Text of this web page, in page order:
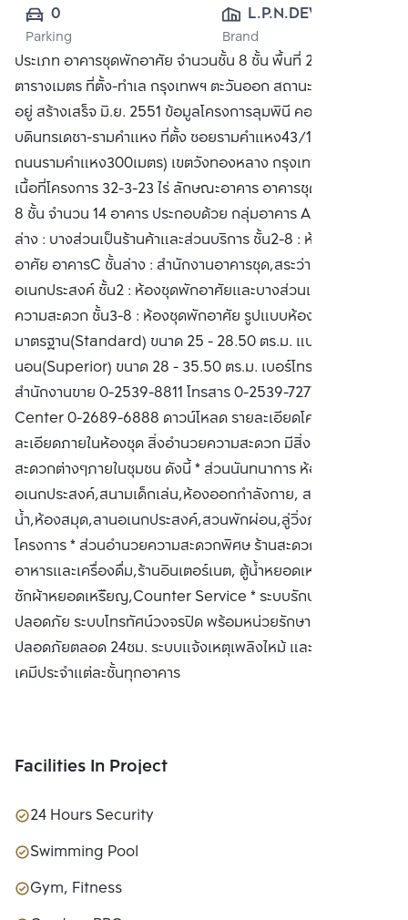
0
Parking
L.P.N.DEVELOPMENT
PUBLIC CO.,
LTD.
Brand
ประเภท อาคารชุดพักอาศัย จำนวนชั้น 8 ชั้น พื้นที่ 25 - 35.50
ตารางเมตร ที่ตั้ง-ทำเล กรุงเทพฯ ตะวันออก สถานะ คอนโดพร้อม
อยู่ สร้างเสร็จ มิ.ย. 2551 ข้อมูลโครงการลุมพินี คอนโดทาวน์
บดินทรเดชา-รามคำแหง ที่ตั้ง ซอยรามคำแหง43/1 (ห่างจาก
ถนนรามคำแหง300เมตร) เขตวังทองหลาง กรุงเทพมหานคร
เนื้อที่โครงการ 32-3-23 ไร่ ลักษณะอาคาร อาคารชุดพักอาศัยสูง
8 ชั้น จำนวน 14 อาคาร ประกอบด้วย กลุ่มอาคาร A,B,D,E ชั้น
ล่าง : บางส่วนเป็นร้านค้าและส่วนบริการ ชั้น2-8 : ห้องชุดพัก
อาศัย อาคารC ชั้นล่าง : สำนักงานอาคารชุด,สระว่ายน้ำ,ห้อง
อเนกประสงค์ ชั้น2 : ห้องชุดพักอาศัยและบางส่วนเป็นสิ่งอำนวย
ความสะดวก ชั้น3-8 : ห้องชุดพักอาศัย รูปแบบห้องชุด แบบ
มาตรฐาน(Standard) ขนาด 25 - 28.50 ตร.ม. แบบ1ห้อง
นอน(Superior) ขนาด 28 - 35.50 ตร.ม. เบอร์โทรศัพท์
สำนักงานขาย 0-2539-8811 โทรสาร 0-2539-7277 Call
Center 0-2689-6888 ดาวน์โหลด รายละเอียดโครงการ , ราย
ละเอียดภายในห้องชุด สิ่งอำนวยความสะดวก มีสิ่งอำนวยความ
สะดวกต่างๆภายในชุมชน ดังนี้ * ส่วนนันทนาการ ห้อง
อเนกประสงค์,สนามเด็กเล่น,ห้องออกกำลังกาย, สระว่าย
น้ำ,ห้องสมุด,ลานอเนกประสงค์,สวนพักผ่อน,ลู่วิ่งภายใน
โครงการ * ส่วนอำนวยความสะดวกพิศษ ร้านสะดวกซื้อ,ร้าน
อาหารและเครื่องดื่ม,ร้านอินเตอร์เนต, ตู้น้ำหยอดเหรียญ,เครื่อง
ซักผ้าหยอดเหรีัยญ,Counter Service * ระบบรักษาความ
ปลอดภัย ระบบโทรทัศน์วงจรปิด พร้อมหน่วยรักษาความ
ปลอดภัยตลอด 24ชม. ระบบแจ้งเหตุเพลิงไหม้ และถังดับเพลิง
เคมีประจำแต่ละชั้นทุกอาคาร
Facilities In Project
24 Hours Security
Swimming Pool
Gym, Fitness